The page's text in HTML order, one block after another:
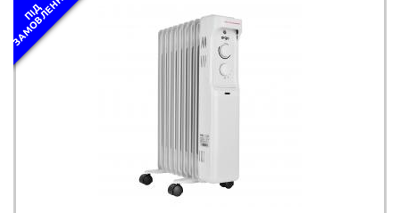
П
І
Д
З
А
М
О
В
Л
Е
Н
Н
Я